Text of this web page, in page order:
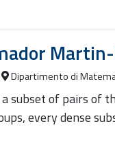
Dipartimento di
subset of pairs of
every dense